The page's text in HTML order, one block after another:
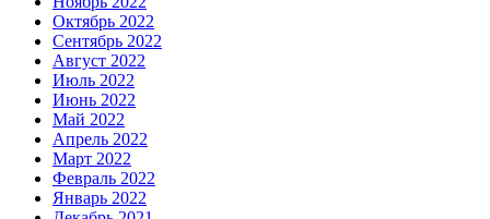
Октябрь 2022
Сентябрь 2022
Август 2022
Июль 2022
Июнь 2022
Май 2022
Апрель 2022
Март 2022
Февраль 2022
Январь 2022